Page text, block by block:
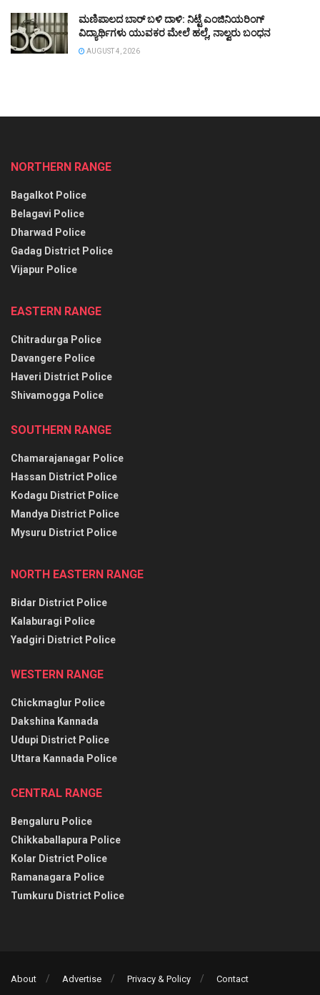
ಮಣಿಪಾಲದ ಬಾರ್ ಬಳಿ ದಾಳಿ: ನಿಟ್ಟೆ ಎಂಜಿನಿಯರಿಂಗ್
ವಿದ್ಯಾರ್ಥಿಗಳು ಯುವಕರ ಮೇಲೆ ಹಲ್ಲೆ, ನಾಲ್ವರು ಬಂಧನ
AUGUST 4, 2026
NORTHERN RANGE
Bagalkot Police
Belagavi Police
Dharwad Police
Gadag District Police
Vijapur Police
EASTERN RANGE
Chitradurga Police
Davangere Police
Haveri District Police
Shivamogga Police
SOUTHERN RANGE
Chamarajanagar Police
Hassan District Police
Kodagu District Police
Mandya District Police
Mysuru District Police
NORTH EASTERN RANGE
Bidar District Police
Kalaburagi Police
Yadgiri District Police
WESTERN RANGE
Chickmaglur Police
Dakshina Kannada
Udupi District Police
Uttara Kannada Police
CENTRAL RANGE
Bengaluru Police
Chikkaballapura Police
Kolar District Police
Ramanagara Police
Tumkuru District Police
About Advertise Privacy & Policy Contact